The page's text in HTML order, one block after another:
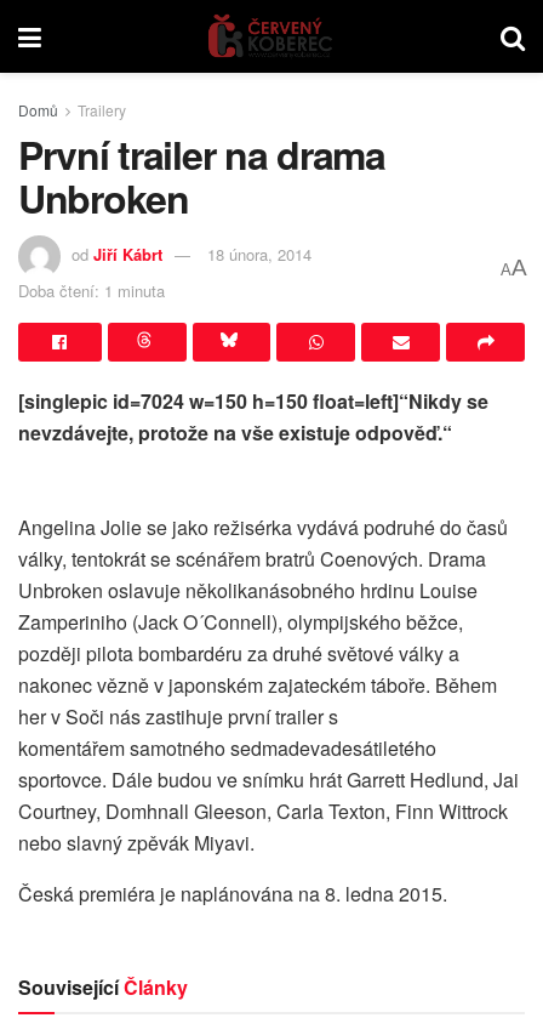
Domů Trailery
První trailer na drama
Unbroken
od Jiří Kábrt
18 února, 2014
Doba čtení: 1 minuta
AA
[singlepic id=7024 w=150 h=150 float=left]“Nikdy se
nevzdávejte, protože na vše existuje odpověď.“
Angelina Jolie se jako režisérka vydává podruhé do časů
války, tentokrát se scénářem bratrů Coenových. Drama
Unbroken oslavuje několikanásobného hrdinu Louise
Zamperiniho (Jack O´Connell), olympijského běžce,
později pilota bombardéru za druhé světové války a
nakonec vězně v japonském zajateckém táboře. Během
her v Soči nás zastihuje první trailer s
komentářem samotného sedmadevadesátiletého
sportovce. Dále budou ve snímku hrát Garrett Hedlund, Jai
Courtney, Domhnall Gleeson, Carla Texton, Finn Wittrock
nebo slavný zpěvák Miyavi.
Česká premiéra je naplánována na 8. ledna 2015.
SouvisejícíČlánky